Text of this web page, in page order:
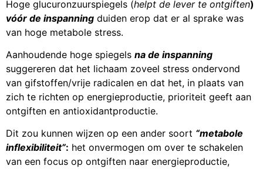
Hoge glucuronzuurspiegels (helpt de lever te ontgiften)
vóór de inspanning duiden erop dat er al sprake was
van hoge metabole stress.
Aanhoudende hoge spiegels na de inspanning
suggereren dat het lichaam zoveel stress ondervond
van gifstoffen/vrije radicalen en dat het, in plaats van
zich te richten op energieproductie, prioriteit geeft aan
ontgiften en antioxidantproductie.
Dit zou kunnen wijzen op een ander soort “metabole
inflexibiliteit”: het onvermogen om over te schakelen
van een focus op ontgiften naar energieproductie,